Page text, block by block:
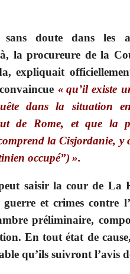
doute dans les
la procureure de la
expliquait
« qu’il existe
dans la situation
de Rome, et que la
la Cisjordanie, y
occupé”) ».
saisir la cour de La
et crimes contre
préliminaire,
En tout état de
qu’ils suivront l’avis